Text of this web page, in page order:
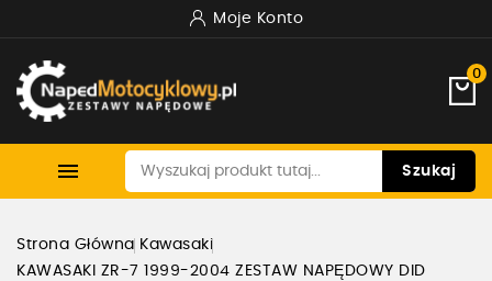
Moje Konto
0
 Szukaj
Strona Główna Kawasaki
KAWASAKI ZR-7 1999-2004 ZESTAW NAPĘDOWY DID